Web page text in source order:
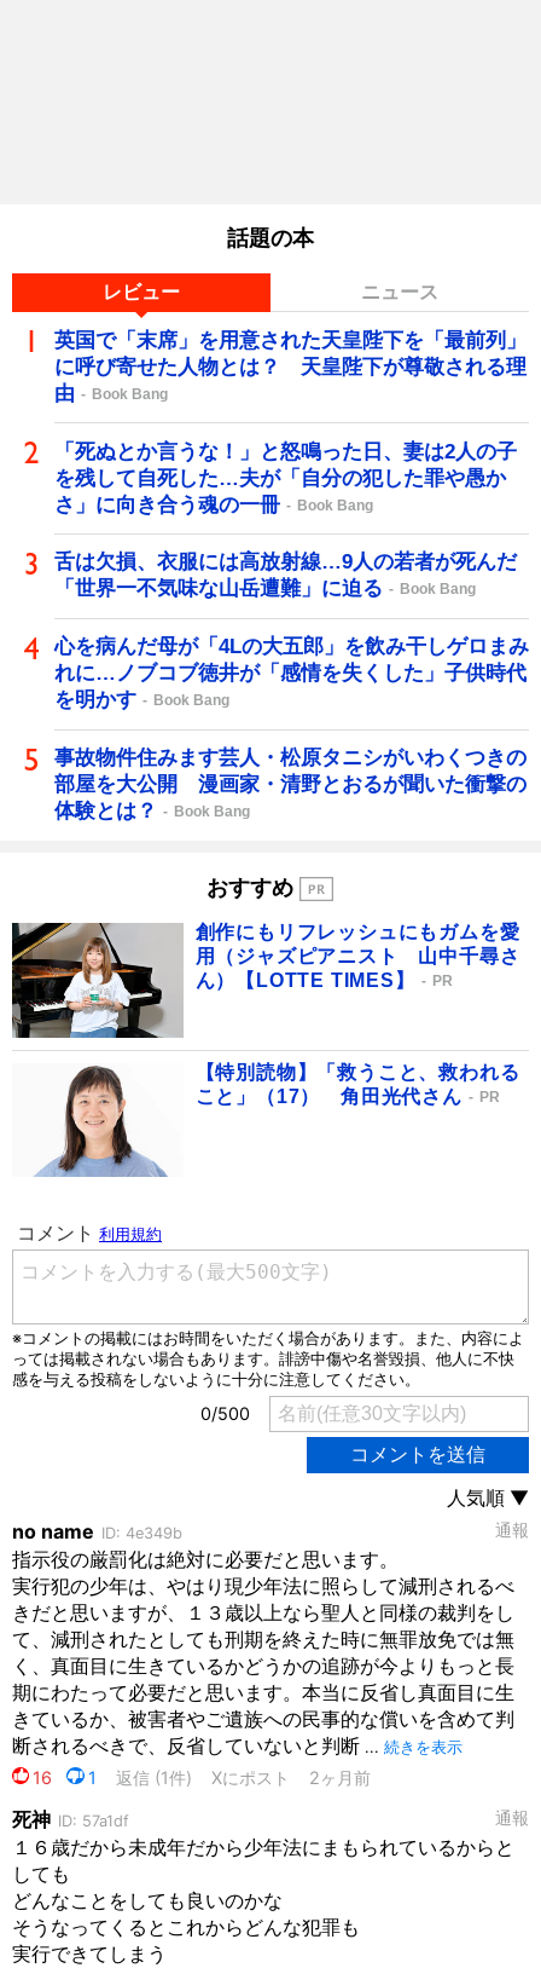
話題の本
レビュー ニュース
英国で「末席」を用意された天皇陛下を「最前列」
に呼び寄せた人物とは？ 天皇陛下が尊敬される理
由
Book Bang
「死ぬとか言うな！」と怒鳴った日、妻は2人の子
を残して自死した…夫が「自分の犯した罪や愚か
さ」に向き合う魂の一冊
Book Bang
舌は欠損、衣服には高放射線…9人の若者が死んだ
「世界一不気味な山岳遭難」に迫る
Book Bang
心を病んだ母が「4Lの大五郎」を飲み干しゲロまみ
れに…ノブコブ徳井が「感情を失くした」子供時代
を明かす
Book Bang
事故物件住みます芸人・松原タニシがいわくつきの
部屋を大公開 漫画家・清野とおるが聞いた衝撃の
体験とは？
Book Bang
おすすめ
創作にもリフレッシュにもガムを愛
用（ジャズピアニスト 山中千尋さ
ん）【LOTTE TIMES】
PR
【特別読物】「救うこと、救われる
こと」（17） 角田光代さん
PR